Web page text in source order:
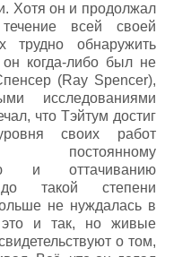
Хотя он и продолжал
всей своей
трудно обнаружить
он когда-либо был не
(Ray Spencer),
исследованиями
что Тэйтум достиг
своих работ
и оттачиванию
такой степени
не нуждалась в
это и так, но живые
о том,